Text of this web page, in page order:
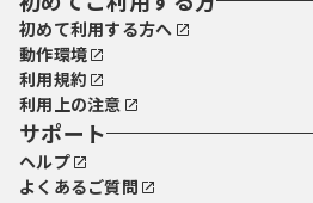
初めて利用する方へ
動作環境
利用規約
利用上の注意
サポート
ヘルプ
よくあるご質問